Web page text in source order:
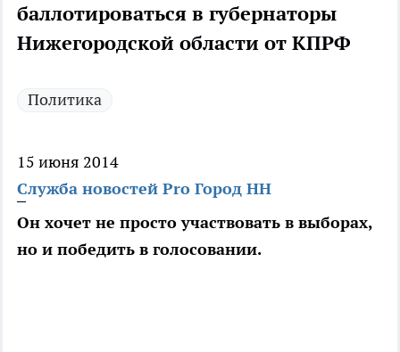
баллотироваться в губернаторы
Нижегородской области от КПРФ
Политика
15 июня 2014
Служба новостей Pro Город НН
Он хочет не просто участвовать в выборах,
но и победить в голосовании.